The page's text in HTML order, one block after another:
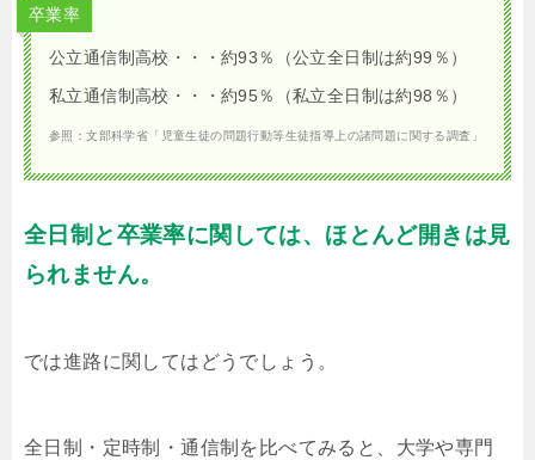
卒業率
公立通信制高校・・・約93％（公立全日制は約99％）
私立通信制高校・・・約95％（私立全日制は約98％）
参照：文部科学省「児童生徒の問題行動等生徒指導上の諸問題に関する調査」
全日制と卒業率に関しては、ほとんど開きは見
られません。
では進路に関してはどうでしょう。
全日制・定時制・通信制を比べてみると、大学や専門